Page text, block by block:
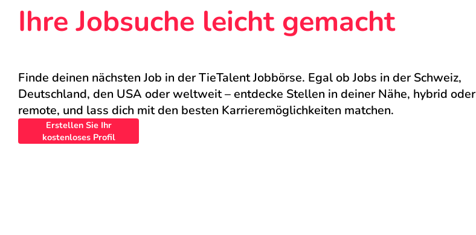
Ihre Jobsuche leicht gemacht
Finde deinen nächsten Job in der TieTalent Jobbörse. Egal ob Jobs in der Schweiz,
Deutschland, den USA oder weltweit – entdecke Stellen in deiner Nähe, hybrid oder
remote, und lass dich mit den besten Karrieremöglichkeiten matchen.
Erstellen Sie Ihr
kostenloses Profil